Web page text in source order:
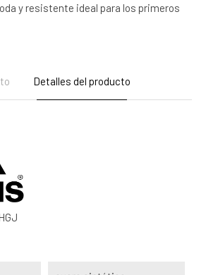
y resistente ideal para los primeros
Detalles del producto